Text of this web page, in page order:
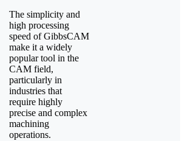
The simplicity and
high processing
speed of GibbsCAM
make it a widely
popular tool in the
CAM field,
particularly in
industries that
require highly
precise and complex
machining
operations.